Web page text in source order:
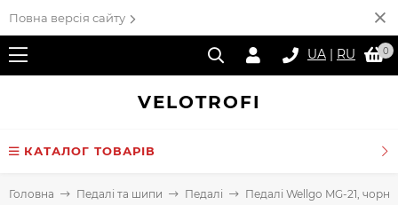
Повна версія сайту
UA | RU 0
VELOTROFI
КАТАЛОГ ТОВАРІВ
Головна Педалі та шипи Педалі Педалі Wellgo MG-21,